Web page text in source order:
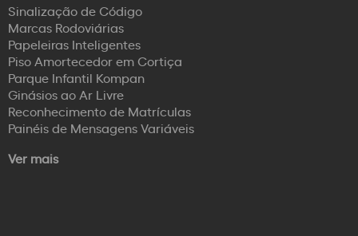
Sinalização de Código
Marcas Rodoviárias
Papeleiras Inteligentes
Piso Amortecedor em Cortiça
Parque Infantil Kompan
Ginásios ao Ar Livre
Reconhecimento de Matrículas
Painéis de Mensagens Variáveis
Ver mais